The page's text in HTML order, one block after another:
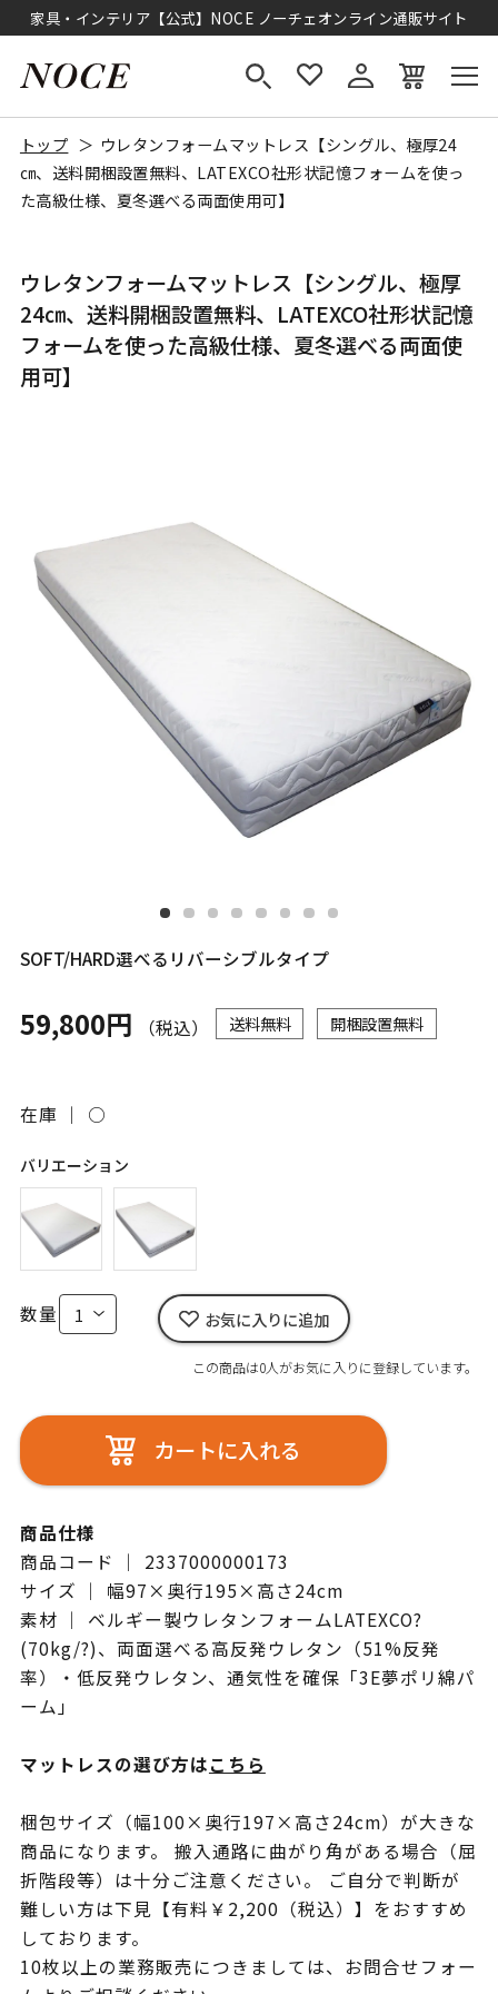
家具・インテリア【公式】NOCE ノーチェオンライン通販サイト
トップ
ウレタンフォームマットレス【シングル、極厚24
㎝、送料開梱設置無料、LATEXCO社形状記憶フォームを使っ
た高級仕様、夏冬選べる両面使用可】
ウレタンフォームマットレス【シングル、極厚
24㎝、送料開梱設置無料、LATEXCO社形状記憶
フォームを使った高級仕様、夏冬選べる両面使
用可】
SOFT/HARD選べるリバーシブルタイプ
59,800円 （税込） 送料無料 開梱設置無料
在庫 ｜ ○
バリエーション
数量 お気に入りに追加
この商品は0人がお気に入りに登録しています。
カートに入れる
商品仕様
商品コード ｜ 2337000000173
サイズ ｜ 幅97×奥行195×高さ24cm
素材 ｜ ベルギー製ウレタンフォームLATEXCO?
(70kg/?)、両面選べる高反発ウレタン（51%反発
率）・低反発ウレタン、通気性を確保「3E夢ポリ綿パ
ーム」
マットレスの選び方はこちら
梱包サイズ（幅100×奥行197×高さ24cm）が大きな
商品になります。 搬入通路に曲がり角がある場合（屈
折階段等）は十分ご注意ください。 ご自分で判断が
難しい方は下見【有料￥2,200（税込）】をおすすめ
しております。
10枚以上の業務販売につきましては、お問合せフォー